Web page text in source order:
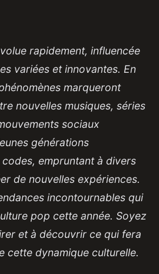
rapidement, influencée
variées et innovantes. En
marqueront
nouvelles musiques, séries
sociaux
générations
empruntant à divers
de nouvelles expériences.
incontournables qui
pop cette année. Soyez
et à découvrir ce qui fera
cette dynamique culturelle.